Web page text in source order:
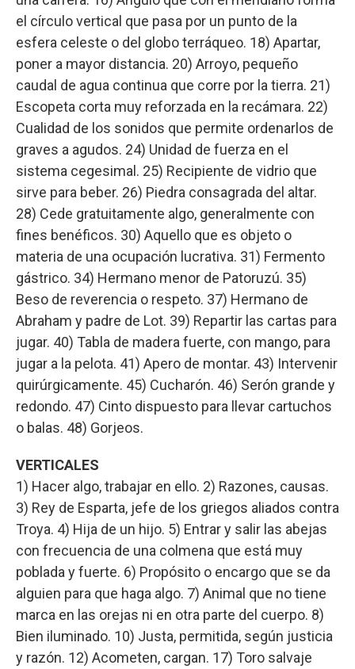
el círculo vertical que pasa por un punto de la
esfera celeste o del globo terráqueo. 18) Apartar,
poner a mayor distancia. 20) Arroyo, pequeño
caudal de agua continua que corre por la tierra. 21)
Escopeta corta muy reforzada en la recámara. 22)
Cualidad de los sonidos que permite ordenarlos de
graves a agudos. 24) Unidad de fuerza en el
sistema cegesimal. 25) Recipiente de vidrio que
sirve para beber. 26) Piedra consagrada del altar.
28) Cede gratuitamente algo, generalmente con
fines benéficos. 30) Aquello que es objeto o
materia de una ocupación lucrativa. 31) Fermento
gástrico. 34) Hermano menor de Patoruzú. 35)
Beso de reverencia o respeto. 37) Hermano de
Abraham y padre de Lot. 39) Repartir las cartas para
jugar. 40) Tabla de madera fuerte, con mango, para
jugar a la pelota. 41) Apero de montar. 43) Intervenir
quirúrgicamente. 45) Cucharón. 46) Serón grande y
redondo. 47) Cinto dispuesto para llevar cartuchos
o balas. 48) Gorjeos.
VERTICALES
1) Hacer algo, trabajar en ello. 2) Razones, causas.
3) Rey de Esparta, jefe de los griegos aliados contra
Troya. 4) Hija de un hijo. 5) Entrar y salir las abejas
con frecuencia de una colmena que está muy
poblada y fuerte. 6) Propósito o encargo que se da
alguien para que haga algo. 7) Animal que no tiene
marca en las orejas ni en otra parte del cuerpo. 8)
Bien iluminado. 10) Justa, permitida, según justicia
y razón. 12) Acometen, cargan. 17) Toro salvaje